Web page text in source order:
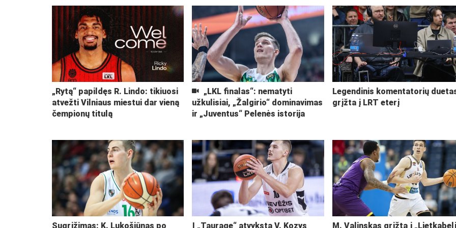
„Rytą“ papildęs R. Lindo: tikiuosi
atvežti Vilniaus miestui dar vieną
čempionų titulą
„LKL finalas“: nematyti
užkulisiai, „Žalgirio“ dominavimas
ir „Juventus“ Pelenės istorija
Legendinis komentatorių
grįžta į LRT eterį
Sugrįžimas: K. Lukošiūnas po Į „Tauragę“ atvyksta V. Kozys M. Valinskas grįžta į